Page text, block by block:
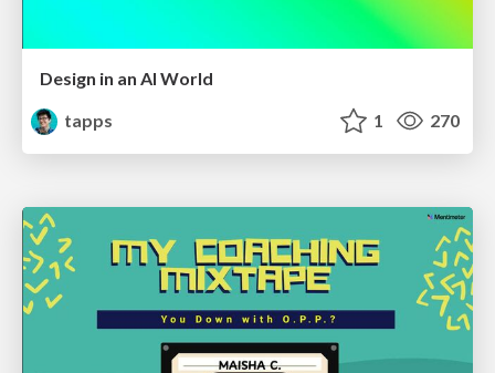
Design in an AI World
tapps
1 270